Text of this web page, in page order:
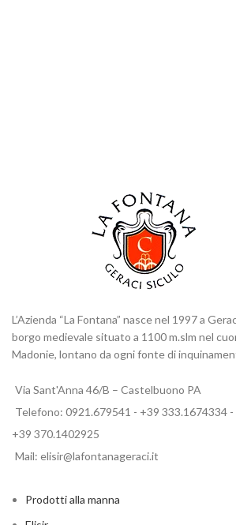
L’Azienda “La Fontana” nasce nel 1997 a
borgo medievale situato a 1100 m.slm nel
Madonie, lontano da ogni fonte di
Via Sant'Anna 46/B – Castelbuono PA
Telefono: 0921.679541 - +39 333.1674334
+39 370.1402925
Mail: elisir@lafontanageraci.it
Prodotti alla manna